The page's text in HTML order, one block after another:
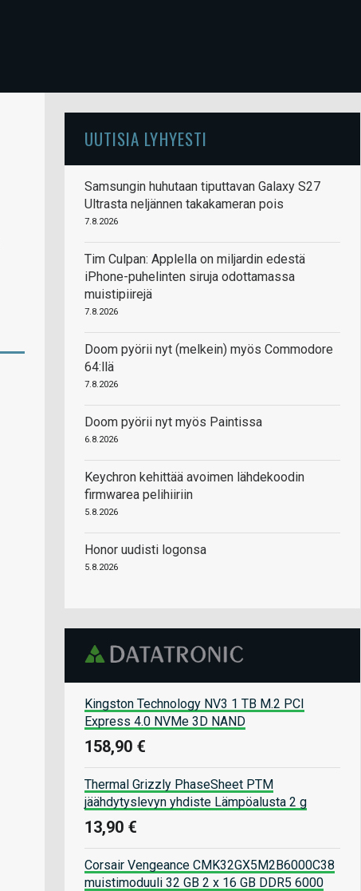
UUTISIA LYHYESTI
Samsungin huhutaan tiputtavan Galaxy S27
Ultrasta neljännen takakameran pois
7.8.2026
Tim Culpan: Applella on miljardin edestä
iPhone-puhelinten siruja odottamassa
muistipiirejä
7.8.2026
Doom pyörii nyt (melkein) myös Commodore
64:llä
7.8.2026
Doom pyörii nyt myös Paintissa
6.8.2026
Keychron kehittää avoimen lähdekoodin
firmwarea pelihiiriin
5.8.2026
Honor uudisti logonsa
5.8.2026
Kingston Technology NV3 1 TB M.2 PCI
Express 4.0 NVMe 3D NAND
158,90 €
Thermal Grizzly PhaseSheet PTM
jäähdytyslevyn yhdiste Lämpöalusta 2 g
13,90 €
Corsair Vengeance CMK32GX5M2B6000C38
muistimoduuli 32 GB 2 x 16 GB DDR5 6000